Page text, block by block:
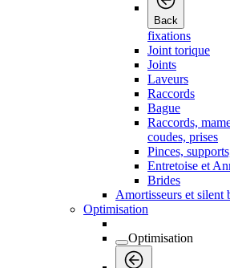
Back
fixations
Joint torique
Joints
Laveurs
Raccords
Bague
Raccords,
coudes, prises
Pinces,
Entretoise et
Brides
Amortisseurs et silent
Optimisation
Optimisation